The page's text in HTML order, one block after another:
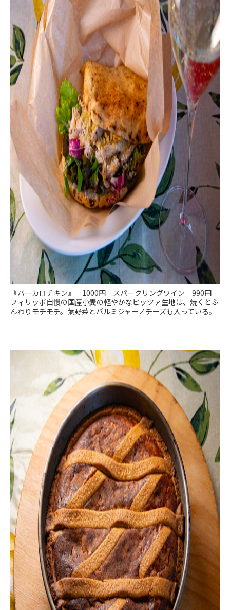
『バーカロチキン』 1000円 スパークリングワイン 990円
フィリッポ自慢の国産小麦の軽やかなピッツァ生地は、焼くとふ
んわりモチモチ。葉野菜とパルミジャーノチーズも入っている。